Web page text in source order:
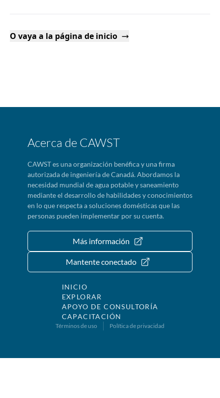
O vaya a la página de inicio
Acerca de CAWST
CAWST es una organización benéfica y una firma
autorizada de ingeniería de Canadá. Abordamos la
necesidad mundial de agua potable y saneamiento
mediante el desarrollo de habilidades y conocimientos
en lo que respecta a soluciones domésticas que las
personas pueden implementar por su cuenta.
Más información
Mantente conectado
INICIO
EXPLORAR
APOYO DE CONSULTORÍA
CAPACITACIÓN
Términos de uso Política de privacidad